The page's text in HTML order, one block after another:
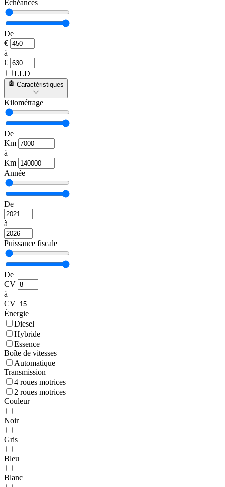
Échéances
De
€
à
€
LLD
Caractéristiques
Kilométrage
De
Km
à
Km
Année
De
à
Puissance fiscale
De
CV
à
CV
Énergie
Diesel
Hybride
Essence
Boîte de vitesses
Automatique
Transmission
4 roues motrices
2 roues motrices
Couleur
Noir
Gris
Bleu
Blanc